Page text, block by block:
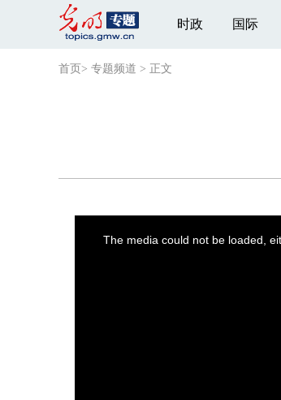
时政 国际
首页 > 专题频道 > 正文
The media could not be loaded,